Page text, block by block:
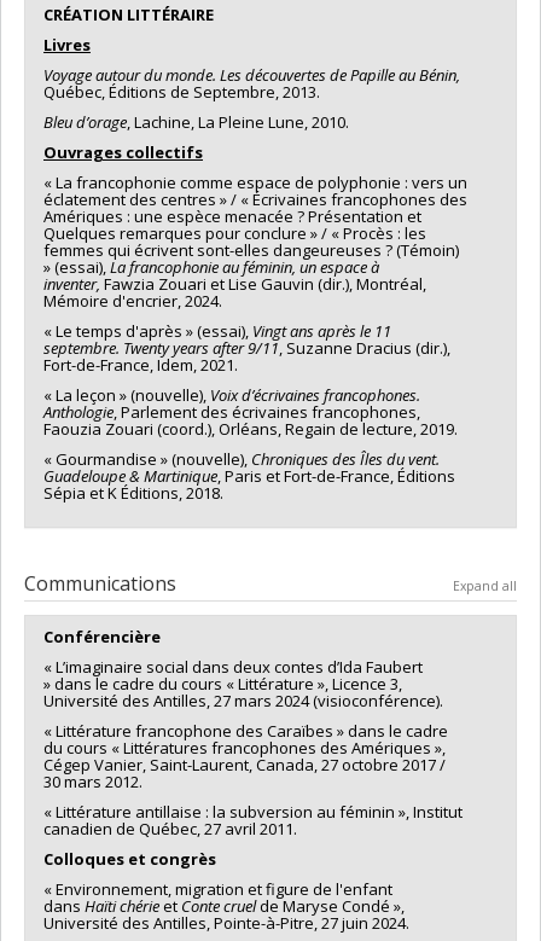
CRÉATION LITTÉRAIRE
Livres
Voyage autour du monde. Les découvertes de Papille au Bénin,
Québec, Éditions de Septembre, 2013.
Bleu d’orage, Lachine, La Pleine Lune, 2010.
Ouvrages collectifs
« La francophonie comme espace de polyphonie : vers un
éclatement des centres » / « Écrivaines francophones des
Amériques : une espèce menacée ? Présentation et
Quelques remarques pour conclure » / « Procès : les
femmes qui écrivent sont-elles dangeureuses ? (Témoin)
» (essai),La francophonie au féminin, un espace à
inventer, Fawzia Zouari et Lise Gauvin (dir.), Montréal,
Mémoire d'encrier, 2024.
« Le temps d'après » (essai), Vingt ans après le 11
septembre. Twenty years after 9/11, Suzanne Dracius (dir.),
Fort-de-France, Idem, 2021.
« La leçon » (nouvelle), Voix d’écrivaines francophones.
Anthologie, Parlement des écrivaines francophones,
Faouzia Zouari (coord.), Orléans, Regain de lecture, 2019.
« Gourmandise » (nouvelle), Chroniques des Îles du vent.
Guadeloupe & Martinique, Paris et Fort-de-France, Éditions
Sépia et K Éditions, 2018.
Communications Expand all
Conférencière
« L’imaginaire social dans deux contes d’Ida Faubert
» dans le cadre du cours « Littérature », Licence 3,
Université des Antilles, 27 mars 2024 (visioconférence).
« Littérature francophone des Caraïbes » dans le cadre
du cours « Littératures francophones des Amériques »,
Cégep Vanier, Saint-Laurent, Canada, 27 octobre 2017 /
30 mars 2012.
« Littérature antillaise : la subversion au féminin », Institut
canadien de Québec, 27 avril 2011.
Colloques et congrès
« Environnement, migration et figure de l'enfant
dans Haïtichérieet Conte cruelde Maryse Condé »,
Université des Antilles, Pointe-à-Pitre, 27 juin 2024.